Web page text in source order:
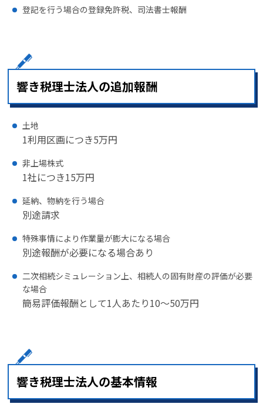
登記を行う場合の登録免許税、司法書士報酬
響き税理士法人の追加報酬
土地
1利用区画につき5万円
非上場株式
1社につき15万円
延納、物納を行う場合
別途請求
特殊事情により作業量が膨大になる場合
別途報酬が必要になる場合あり
二次相続シミュレーション上、相続人の固有財産の評価が必要
な場合
簡易評価報酬として1人あたり10～50万円
響き税理士法人の基本情報